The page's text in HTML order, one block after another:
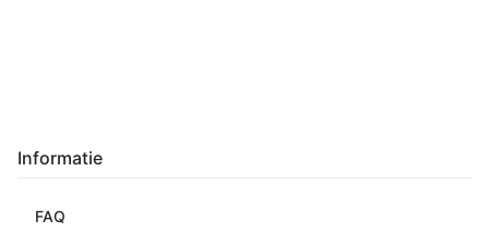
Informatie
FAQ